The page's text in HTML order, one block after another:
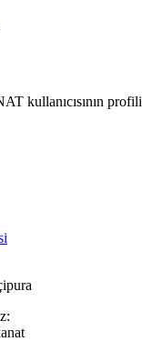
kullanıcısının